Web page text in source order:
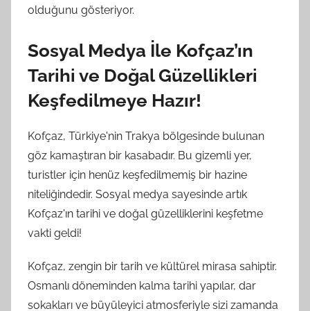
olduğunu gösteriyor.
Sosyal Medya İle Kofçaz’ın
Tarihi ve Doğal Güzellikleri
Keşfedilmeye Hazır!
Kofçaz, Türkiye'nin Trakya bölgesinde bulunan
göz kamaştıran bir kasabadır. Bu gizemli yer,
turistler için henüz keşfedilmemiş bir hazine
niteliğindedir. Sosyal medya sayesinde artık
Kofçaz'ın tarihi ve doğal güzelliklerini keşfetme
vakti geldi!
Kofçaz, zengin bir tarih ve kültürel mirasa sahiptir.
Osmanlı döneminden kalma tarihi yapılar, dar
sokakları ve büyüleyici atmosferiyle sizi zamanda